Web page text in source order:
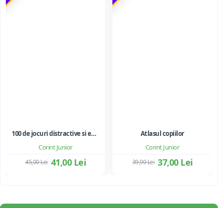
Corint Junior
100 de jocuri distractive si educative
41,00 Lei
45,00 Lei
Corint Junior
Atlasul copiilor
37,00 Lei
39,90 Lei